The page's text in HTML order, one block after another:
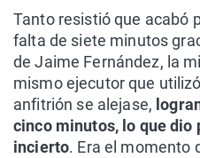
Tanto resistió que acabó
falta de siete minutos
de Jaime Fernández, la
mismo ejecutor que
anfitrión se alejase,
cinco minutos, lo que dio
incierto. Era el momento